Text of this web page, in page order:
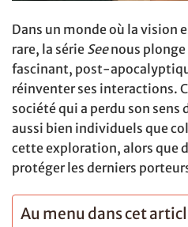
Dans un monde où la vision
rare, la série Seenous plonge
fascinant, post-
réinventer ses interactions.
société qui a perdu son sens
aussi bien individuels que
cette exploration, alors que
protéger les derniers
Au menu dans cet